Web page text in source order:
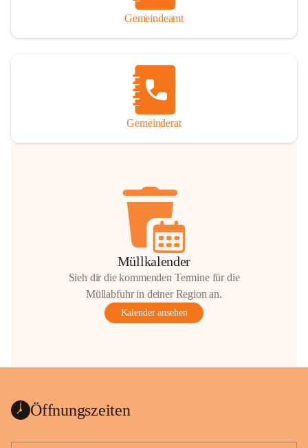
Gemeindeamt
Gemeinderat
Müllkalender
Sieh dir die kommenden Termine für die
Müllabfuhr in deiner Region an.
Kalender ansehen
Öffnungszeiten